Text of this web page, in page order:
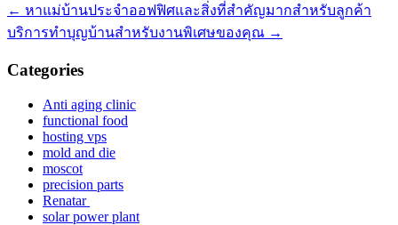
← หาแม่บ้านประจำออฟฟิศและสิ่งที่สำคัญมากสำหรับลูกค้า
บริการทำบุญบ้านสำหรับงานพิเศษของคุณ →
Categories
Anti aging clinic
functional food
hosting vps
mold and die
moscot
precision parts
Renatar
solar power plant